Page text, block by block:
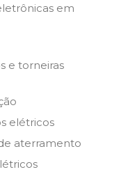
em
e torneiras
elétricos
aterramento